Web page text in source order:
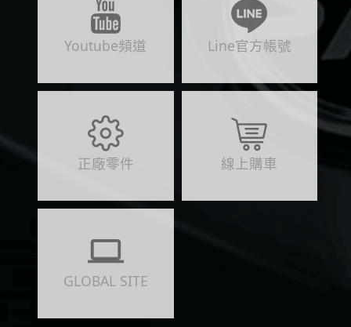
Youtube頻道 Line官方帳號
正廠零件 線上購車
GLOBAL SITE